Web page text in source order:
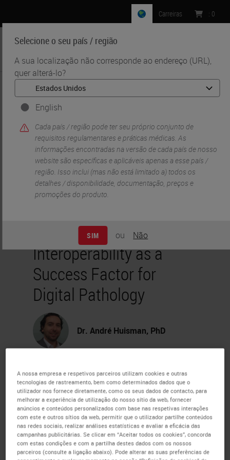
Selecione o seu país / região
A sua localização não corresponde ao endereço (URL),
quer alterá-lo?
English
Cada país / região pode ter seu próprio conjunto de
requisitos regulamentares e práticas médicas. As
informações encontradas na versão de cada país de nosso
website são específicas e aplicáveis ​​apenas a esse país /
região. Isso inclui (mas não está limitado a) todos os
detalhes / disponibilidade, documentação, preços e
promoções do produto.
SIM ou Não
Carreiras : 0
MENU
Início • Knowledge Pathway •
Interoperability as a Success Factor for Digital Pathology
Interoperability as a
Success Factor for
Digital Pathology
Dr. André Huisman, PhD
The digital pathology landscape is
becoming more mature, and an
increasing number of pathology
departments are investing in digital
pathology.
A nossa empresa e respetivos parceiros utilizam cookies e outras
tecnologias de rastreamento, bem como determinados dados que o
utilizador nos fornece diretamente, como os seus dados de contacto, para
melhorar a experiência de utilização do nosso sítio da web, fornecer
anúncios e conteúdos personalizados com base nas respetivas interações
com este e outros sítios da web, permitir que o utilizador partilhe conteúdos
nas redes sociais, realizar análises estatísticas e avaliar a eficácia das
campanhas publicitárias. Se clicar em “Aceitar todos os cookies”, concorda
com estas condições e com a partilha destes dados com os nossos
parceiros (consulte a ligação abaixo). Pode alterar as suas preferências de